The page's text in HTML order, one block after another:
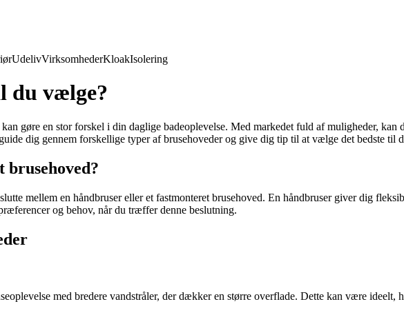
UdelivVirksomhederKloakIsolering
du vælge?
gøre en stor forskel i din daglige badeoplevelse. Med markedet fuld af muligheder,
dig gennem forskellige typer af brusehoveder og give dig tip til at vælge det bedste til
mellem en håndbruser eller et fastmonteret brusehoved. En håndbruser giver dig
og behov, når du træffer denne beslutning.
med bredere vandstråler, der dækker en større overflade. Dette kan være